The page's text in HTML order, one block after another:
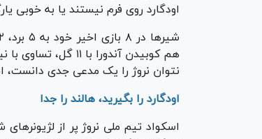
اودگارد روی فرم نیستند یا به خوبی
هم کوبیدن
نتوان نروژ را یک مدعی جدی
اودگارد را بگیرید، هالند را جدا